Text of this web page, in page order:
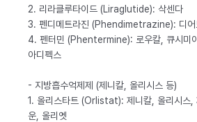
2. 리라클루타이드 (Liraglutide): 삭센다
3. 펜디메트라진 (Phendimetrazine): 디어
4. 펜터민 (Phentermine): 로우칼, 큐시미
아디펙스
- 지방흡수억제제 (제니칼, 올리시스 등)
1. 올리스타트 (Orlistat): 제니칼, 올리시스,
운, 올리엣